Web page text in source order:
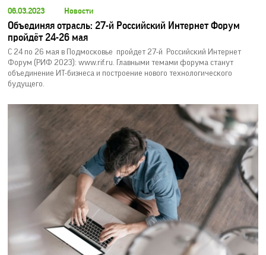
06.03.2023 Новости
Объединяя отрасль: 27-й Российский Интернет Форум
пройдёт 24-26 мая
С 24 по 26 мая в Подмосковье пройдет 27-й Российский Интернет
Форум (РИФ 2023): www.rif.ru. Главными темами форума станут
объединение ИТ-бизнеса и построение нового технологического
будущего.